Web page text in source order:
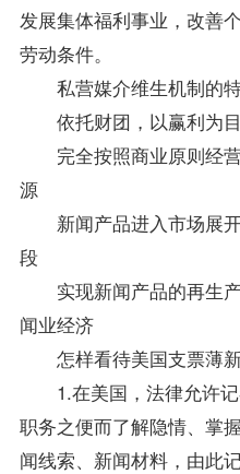
发展集体福利事业，改善
劳动条件。
私营媒介维生机制的特
依托财团，以赢利为
完全按照商业原则经营
源
新闻产品进入市场展开
段
实现新闻产品的再生产
闻业经济
怎样看待美国支票薄新
1.在美国，法律允许记
职务之便而了解隐情、掌
闻线索、新闻材料，由此